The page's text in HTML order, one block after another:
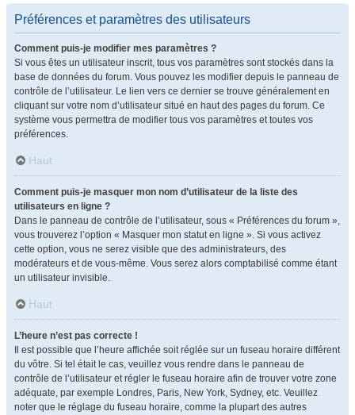
Préférences et paramètres des utilisateurs
Comment puis-je modifier mes paramètres ?
Si vous êtes un utilisateur inscrit, tous vos paramètres sont stockés dans la
base de données du forum. Vous pouvez les modifier depuis le panneau de
contrôle de l’utilisateur. Le lien vers ce dernier se trouve généralement en
cliquant sur votre nom d’utilisateur situé en haut des pages du forum. Ce
système vous permettra de modifier tous vos paramètres et toutes vos
préférences.
Haut
Comment puis-je masquer mon nom d’utilisateur de la liste des
utilisateurs en ligne ?
Dans le panneau de contrôle de l’utilisateur, sous « Préférences du forum »,
vous trouverez l’option « Masquer mon statut en ligne ». Si vous activez
cette option, vous ne serez visible que des administrateurs, des
modérateurs et de vous-même. Vous serez alors comptabilisé comme étant
un utilisateur invisible.
Haut
L’heure n’est pas correcte !
Il est possible que l’heure affichée soit réglée sur un fuseau horaire différent
du vôtre. Si tel était le cas, veuillez vous rendre dans le panneau de
contrôle de l’utilisateur et régler le fuseau horaire afin de trouver votre zone
adéquate, par exemple Londres, Paris, New York, Sydney, etc. Veuillez
noter que le réglage du fuseau horaire, comme la plupart des autres